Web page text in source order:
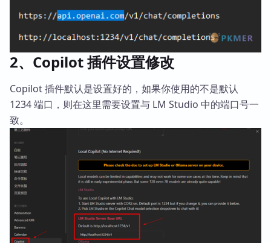
2、Copilot 插件设置修改
Copilot 插件默认是设置好的，如果你使用的不是默认
1234 端口，则在这里需要设置与 LM Studio 中的端口号一
致。